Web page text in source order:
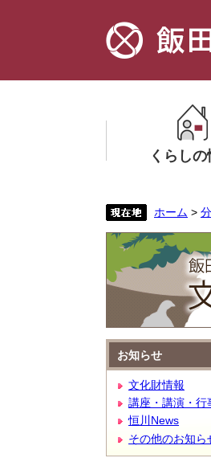
くらしの
メ
ニ
ー
を
ら
く
ホーム >
お知らせ
文化財情報
講座・講演・行
恒川News
その他のお知ら